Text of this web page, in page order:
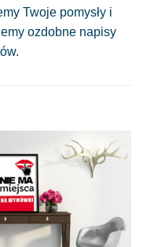
Twoje pomysły i
ozdobne napisy